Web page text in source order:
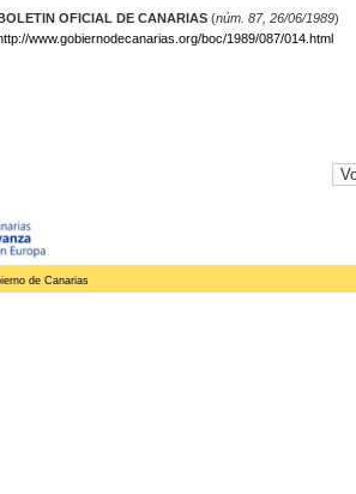
OFICIAL DE CANARIAS(núm. 87, 26/06/1989)
www.gobiernodecanarias.org/boc/1989/087/014.html
de Canarias